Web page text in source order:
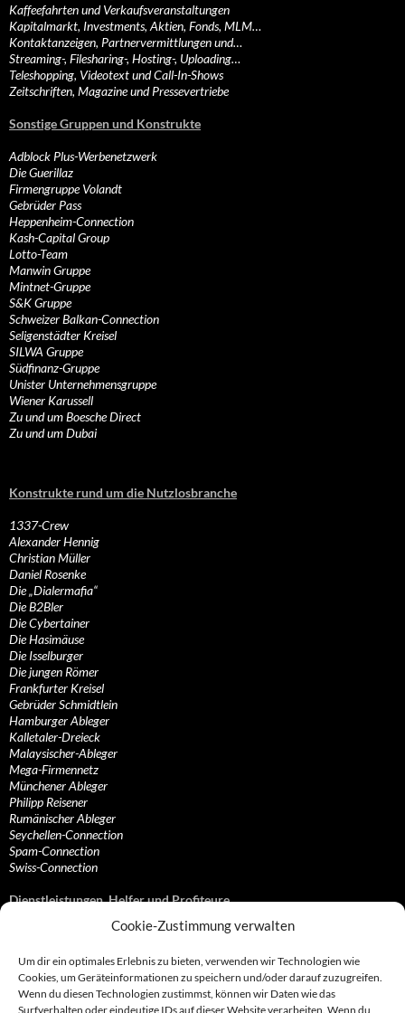
Cookie-Zustimmung verwalten
Um dir ein optimales Erlebnis zu bieten, verwenden wir Technologien wie
Cookies, um Geräteinformationen zu speichern und/oder darauf zuzugreifen.
Wenn du diesen Technologien zustimmst, können wir Daten wie das
Surfverhalten oder eindeutige IDs auf dieser Website verarbeiten. Wenn du
Kaffeefahrten und Verkaufsveranstaltungen
Kapitalmarkt, Investments, Aktien, Fonds, MLM…
Kontaktanzeigen, Partnervermittlungen und…
Streaming-, Filesharing-, Hosting-, Uploading…
Teleshopping, Videotext und Call-In-Shows
Zeitschriften, Magazine und Pressevertriebe
Sonstige Gruppen und Konstrukte
Adblock Plus-Werbenetzwerk
Die Guerillaz
Firmengruppe Volandt
Gebrüder Pass
Heppenheim-Connection
Kash-Capital Group
Lotto-Team
Manwin Gruppe
Mintnet-Gruppe
S&K Gruppe
Schweizer Balkan-Connection
Seligenstädter Kreisel
SILWA Gruppe
Südfinanz-Gruppe
Unister Unternehmensgruppe
Wiener Karussell
Zu und um Boesche Direct
Zu und um Dubai
Konstrukte rund um die Nutzlosbranche
1337-Crew
Alexander Hennig
Christian Müller
Daniel Rosenke
Die „Dialermafia“
Die B2Bler
Die Cybertainer
Die Hasimäuse
Die Isselburger
Die jungen Römer
Frankfurter Kreisel
Gebrüder Schmidtlein
Hamburger Ableger
Kalletaler-Dreieck
Malaysischer-Ableger
Mega-Firmennetz
Münchener Ableger
Philipp Reisener
Rumänischer Ableger
Seychellen-Connection
Spam-Connection
Swiss-Connection
Dienstleistungen, Helfer und Profiteure
Anonymisierungsdienste, VPN- und Web-Proxy…
Bezahlsysteme, Finanzdienstleister und…
Bürodienstleister, Firmengründer- und/oder…
Datenhändler, Adressbroker und zielgerichtetes…